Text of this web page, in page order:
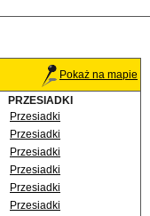
Pokaż na mapie
PRZESIADKI
Przesiadki
Przesiadki
Przesiadki
Przesiadki
Przesiadki
Przesiadki